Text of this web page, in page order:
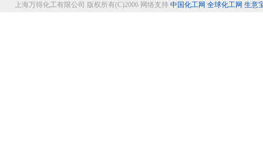
上海万得化工有限公司 版权所有(C)2006 网络支持 中国化工网 全球化工网 生意